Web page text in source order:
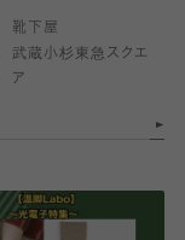
靴下屋
武蔵小杉東急スクエ
ア